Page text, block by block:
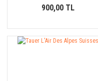
900,00 TL